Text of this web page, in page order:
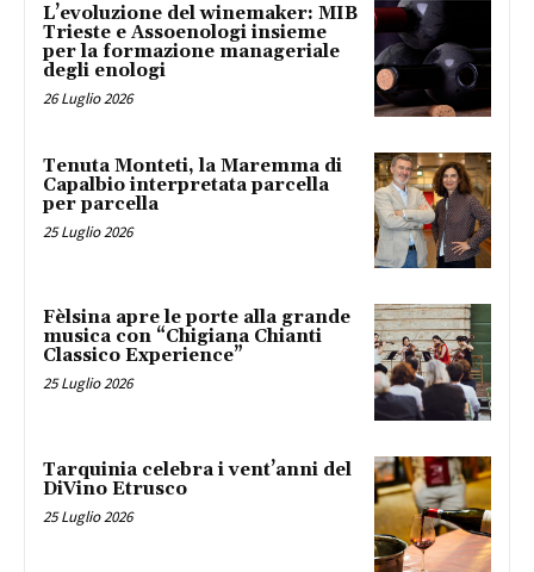
L’evoluzione del winemaker: MIB
Trieste e Assoenologi insieme
per la formazione manageriale
degli enologi
26 Luglio 2026
Tenuta Monteti, la Maremma di
Capalbio interpretata parcella
per parcella
25 Luglio 2026
Fèlsina apre le porte alla grande
musica con “Chigiana Chianti
Classico Experience”
25 Luglio 2026
Tarquinia celebra i vent’anni del
DiVino Etrusco
25 Luglio 2026